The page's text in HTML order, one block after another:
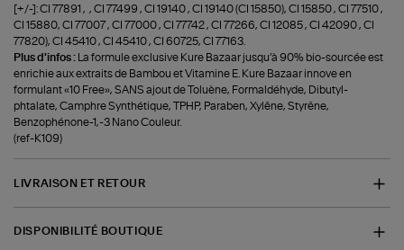
[+/-]: CI 77891 , , CI 77499 , CI 19140 , CI 19140 (CI 15850), CI 15850 , CI 77510 ,
CI 15880, CI 77007 , CI 77000 , CI 77742 , CI 77266, CI 12085 , CI 42090 , CI
77820), CI 45410 , CI 45410 , CI 60725, CI 77163.
Plus d'infos :
La formule exclusive Kure Bazaar jusqu’à 90% bio-sourcée est
enrichie aux extraits de Bambou et Vitamine E. Kure Bazaar innove en
formulant «10 Free», SANS ajout de Toluène, Formaldéhyde, Dibutyl-
phtalate, Camphre Synthétique, TPHP, Paraben, Xylêne, Styrêne,
Benzophénone-1,-3 Nano Couleur.
(ref-K109)
LIVRAISON ET RETOUR
DISPONIBILITÉ BOUTIQUE